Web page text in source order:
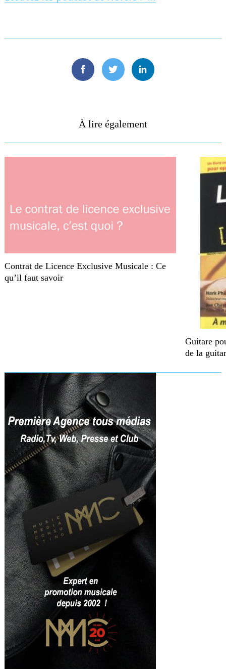
FacebookTwitterLinkedin
À lire également
Contrat de Licence Exclusive Musicale : Ce
qu’il faut savoir
Guitare
de la